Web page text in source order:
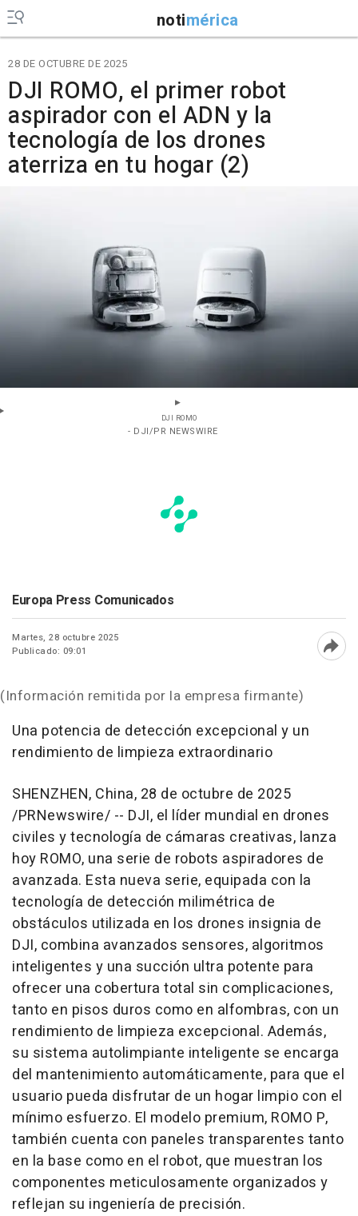
notimérica
28 DE OCTUBRE DE 2025
DJI ROMO, el primer robot
aspirador con el ADN y la
tecnología de los drones
aterriza en tu hogar (2)
DJI ROMO
- DJI/PR NEWSWIRE
Europa Press Comunicados
Martes, 28 octubre 2025
Publicado: 09:01
(Información remitida por la empresa firmante)
Una potencia de detección excepcional y un
rendimiento de limpieza extraordinario
SHENZHEN, China, 28 de octubre de 2025
/PRNewswire/ -- DJI, el líder mundial en drones
civiles y tecnología de cámaras creativas, lanza
hoy ROMO, una serie de robots aspiradores de
avanzada. Esta nueva serie, equipada con la
tecnología de detección milimétrica de
obstáculos utilizada en los drones insignia de
DJI, combina avanzados sensores, algoritmos
inteligentes y una succión ultra potente para
ofrecer una cobertura total sin complicaciones,
tanto en pisos duros como en alfombras, con un
rendimiento de limpieza excepcional. Además,
su sistema autolimpiante inteligente se encarga
del mantenimiento automáticamente, para que el
usuario pueda disfrutar de un hogar limpio con el
mínimo esfuerzo. El modelo premium, ROMO P,
también cuenta con paneles transparentes tanto
en la base como en el robot, que muestran los
componentes meticulosamente organizados y
reflejan su ingeniería de precisión.